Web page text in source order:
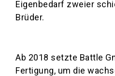
Eigenbedarf zweier
Brüder.
Ab 2018 setzte Battle
Fertigung, um die